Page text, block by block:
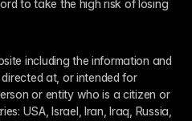
to take the high risk of losing
including the information and
at, or intended for
or entity who is a citizen or
USA, Israel, Iran, Iraq, Russia,